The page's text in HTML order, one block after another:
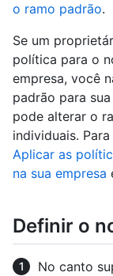
o ramo padrão.
Se um
política para o
empresa, você
padrão para
pode alterar o
individuais.
Aplicar as
na sua empresa
Definir o
No canto